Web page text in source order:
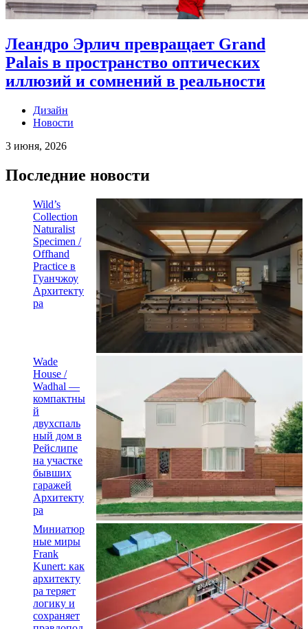
Леандро Эрлич превращает Grand
Palais в пространство оптических
иллюзий и сомнений в реальности
Дизайн
Новости
3 июня, 2026
Последние новости
Wild’s
Collection
Naturalist
Specimen /
Offhand
Practice в
Гуанчжоу
Архитекту
ра
Wade
House /
Wadhal —
компактны
й
двухспаль
ный дом в
Рейслипе
на участке
бывших
гаражей
Архитекту
ра
Миниатюр
ные миры
Frank
Kunert: как
архитекту
ра теряет
логику и
сохраняет